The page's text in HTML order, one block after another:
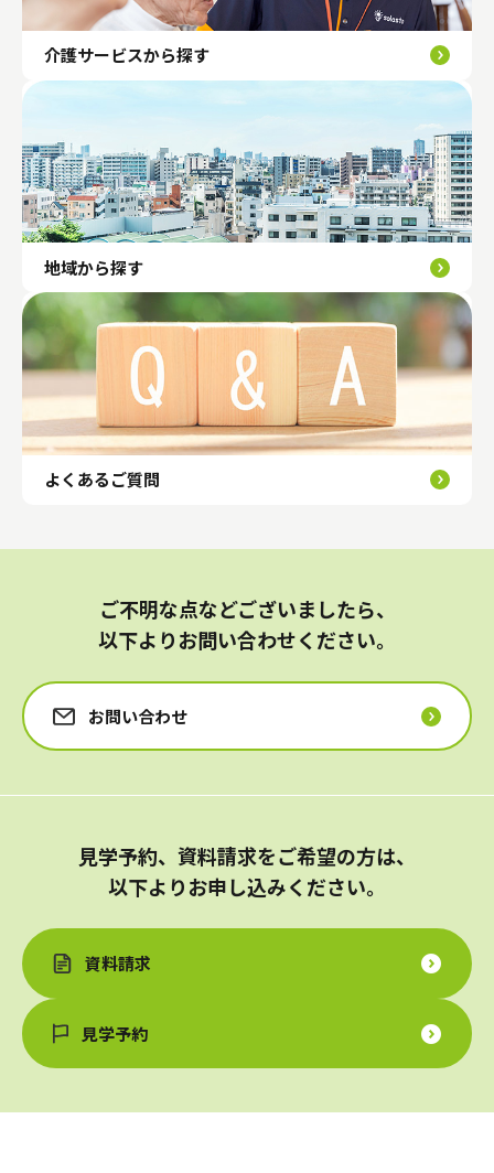
介護サービスから探す
地域から探す
よくあるご質問
ご不明な点などございましたら、
以下よりお問い合わせください。
お問い合わせ
見学予約、資料請求をご希望の方は、
以下よりお申し込みください。
資料請求
見学予約